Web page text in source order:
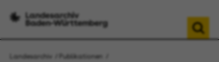
Landesarchiv
Publikationen